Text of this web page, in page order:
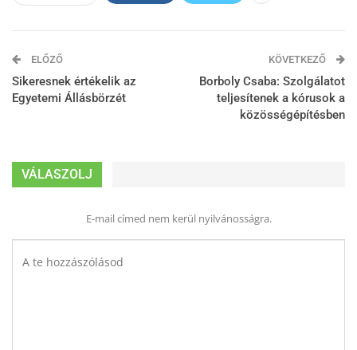
ELŐZŐ
Sikeresnek értékelik az
Egyetemi Állásbörzét
KÖVETKEZŐ
Borboly Csaba: Szolgálatot
teljesítenek a kórusok a
közösségépítésben
VÁLASZOLJ
E-mail címed nem kerül nyilvánosságra.